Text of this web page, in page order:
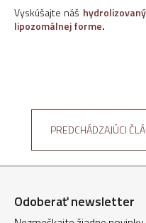
Vyskúšajte náš
lipozomálnej forme.
PREDCHÁDZAJÚCI
Z
Odoberať newsletter